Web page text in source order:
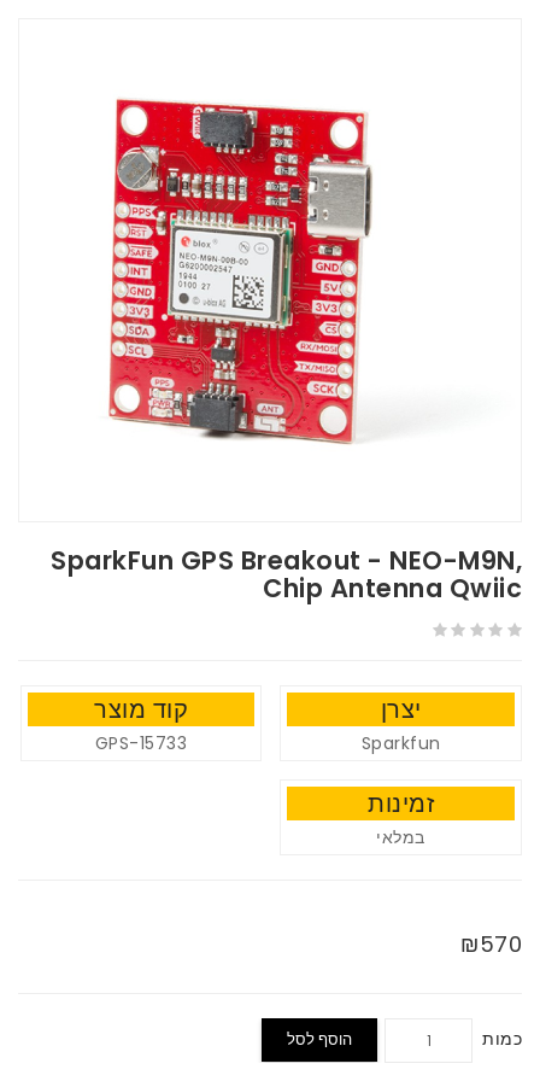
SparkFun GPS Breakout - NEO-M9N,
Chip Antenna Qwiic
יצרן
Sparkfun
קוד מוצר
GPS-15733
זמינות
במלאי
₪570
כמות הוסף לסל